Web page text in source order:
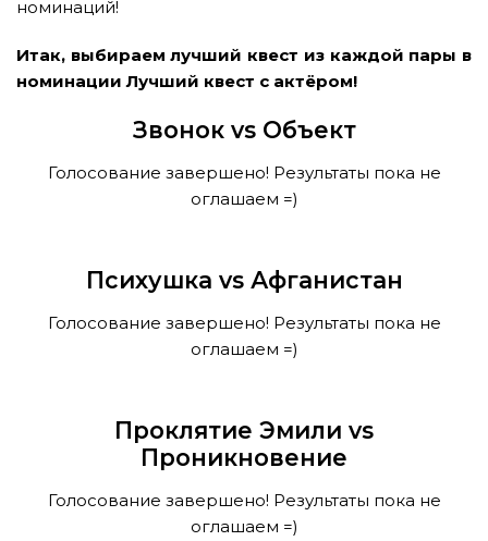
номинаций!
Итак, выбираем лучший квест из каждой пары в
номинации Лучший квест с актёром!
Звонок vs Объект
Голосование завершено! Результаты пока не
оглашаем =)
Психушка vs Афганистан
Голосование завершено! Результаты пока не
оглашаем =)
Проклятие Эмили vs
Проникновение
Голосование завершено! Результаты пока не
оглашаем =)